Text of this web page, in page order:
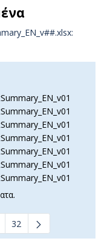
σελίδες Use
32